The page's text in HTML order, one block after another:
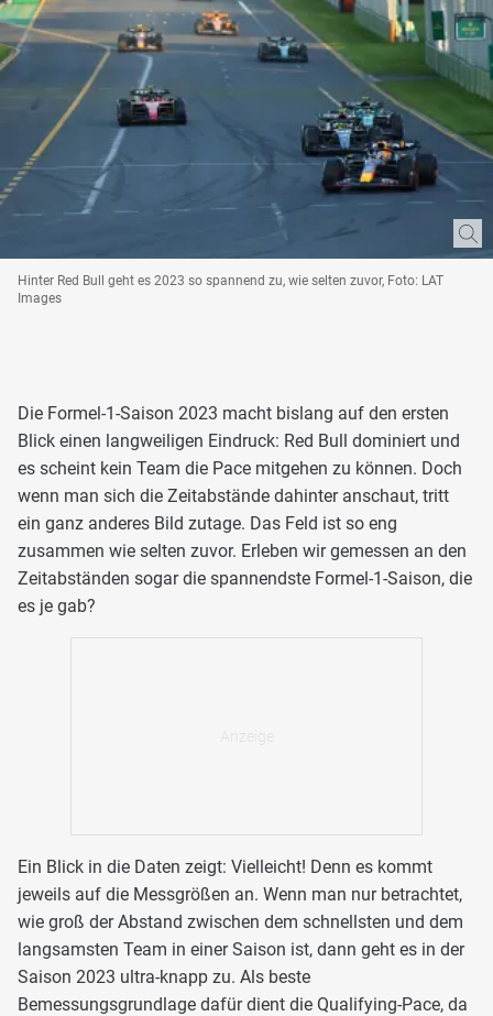
Hinter Red Bull geht es 2023 so spannend zu, wie selten zuvor, Foto: LAT
Images
Die Formel-1-Saison 2023 macht bislang auf den ersten
Blick einen langweiligen Eindruck: Red Bull dominiert und
es scheint kein Team die Pace mitgehen zu können. Doch
wenn man sich die Zeitabstände dahinter anschaut, tritt
ein ganz anderes Bild zutage. Das Feld ist so eng
zusammen wie selten zuvor. Erleben wir gemessen an den
Zeitabständen sogar die spannendste Formel-1-Saison, die
es je gab?
Ein Blick in die Daten zeigt: Vielleicht! Denn es kommt
jeweils auf die Messgrößen an. Wenn man nur betrachtet,
wie groß der Abstand zwischen dem schnellsten und dem
langsamsten Team in einer Saison ist, dann geht es in der
Saison 2023 ultra-knapp zu. Als beste
Bemessungsgrundlage dafür dient die Qualifying-Pace, da